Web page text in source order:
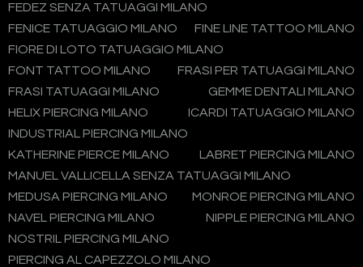
FEDEZ SENZA TATUAGGI MILANO
FENICE TATUAGGIO MILANO
FINE LINE TATTOO MILANO
FIORE DI LOTO TATUAGGIO MILANO
FONT TATTOO MILANO
FRASI PER TATUAGGI MILANO
FRASI TATUAGGI MILANO
GEMME DENTALI MILANO
HELIX PIERCING MILANO
ICARDI TATUAGGIO MILANO
INDUSTRIAL PIERCING MILANO
KATHERINE PIERCE MILANO
LABRET PIERCING MILANO
MANUEL VALLICELLA SENZA TATUAGGI MILANO
MEDUSA PIERCING MILANO
MONROE PIERCING MILANO
NAVEL PIERCING MILANO
NIPPLE PIERCING MILANO
NOSTRIL PIERCING MILANO
PIERCING AL CAPEZZOLO MILANO